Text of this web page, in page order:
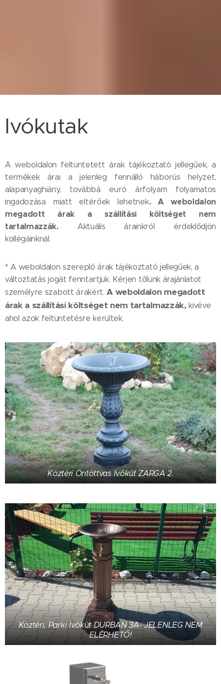
Ivókutak
A weboldalon feltüntetett árak tájékoztató jellegűek, a
termékek árai a jelenleg fennálló háborús helyzet,
alapanyaghiány, továbbá euró árfolyam folyamatos
ingadozása miatt eltérőek lehetnek.A weboldalon
megadott árak a szállítási költséget nem
tartalmazzák. Aktuális árainkról érdeklődjön
kollégáinknál.
* A weboldalon szereplő árak tájékoztató jellegűek, a
változtatás jogát fenntartjuk. Kérjen tőlünk árajánlatot
személyre szabott árakért.A weboldalon megadott
árak a szállítási költséget nem tartalmazzák,kivéve
ahol azok feltüntetésre kerültek.
Köztéri Öntöttvas Ivókút ZARGA 2.
Köztéri, Parki Ivókút DURBAN 3A- JELENLEG NEM
ELÉRHETŐ!